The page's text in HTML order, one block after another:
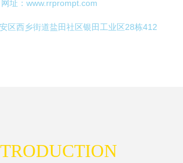
网址： www.rrprompt.com
区西乡街道盐田社区银田工业区28栋412